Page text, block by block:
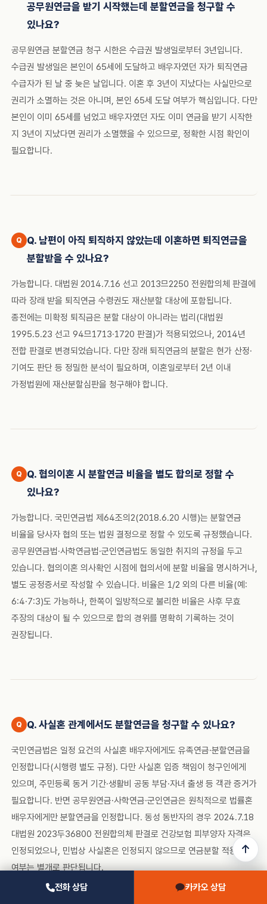
공무원연금을 받기 시작했는데 분할연금을 청구할 수
있나요?
공무원연금 분할연금 청구 시한은 수급권 발생일로부터 3년입니다.
수급권 발생일은 본인이 65세에 도달하고 배우자였던 자가 퇴직연금
수급자가 된 날 중 늦은 날입니다. 이혼 후 3년이 지났다는 사실만으로
권리가 소멸하는 것은 아니며, 본인 65세 도달 여부가 핵심입니다. 다만
본인이 이미 65세를 넘었고 배우자였던 자도 이미 연금을 받기 시작한
지 3년이 지났다면 권리가 소멸했을 수 있으므로, 정확한 시점 확인이
필요합니다.
Q. 남편이 아직 퇴직하지 않았는데 이혼하면 퇴직연금을
분할받을 수 있나요?
가능합니다. 대법원 2014.7.16 선고 2013므2250 전원합의체 판결에
따라 장래 받을 퇴직연금 수령권도 재산분할 대상에 포함됩니다.
종전에는 미확정 퇴직금은 분할 대상이 아니라는 법리(대법원
1995.5.23 선고 94므1713·1720 판결)가 적용되었으나, 2014년
전합 판결로 변경되었습니다. 다만 장래 퇴직연금의 분할은 현가 산정·
기여도 판단 등 정밀한 분석이 필요하며, 이혼일로부터 2년 이내
가정법원에 재산분할심판을 청구해야 합니다.
Q. 협의이혼 시 분할연금 비율을 별도 합의로 정할 수
있나요?
가능합니다. 국민연금법 제64조의2(2018.6.20 시행)는 분할연금
비율을 당사자 협의 또는 법원 결정으로 정할 수 있도록 규정했습니다.
공무원연금법·사학연금법·군인연금법도 동일한 취지의 규정을 두고
있습니다. 협의이혼 의사확인 시점에 협의서에 분할 비율을 명시하거나,
별도 공정증서로 작성할 수 있습니다. 비율은 1/2 외의 다른 비율(예:
6:4·7:3)도 가능하나, 한쪽이 일방적으로 불리한 비율은 사후 무효
주장의 대상이 될 수 있으므로 합의 경위를 명확히 기록하는 것이
권장됩니다.
Q. 사실혼 관계에서도 분할연금을 청구할 수 있나요?
국민연금법은 일정 요건의 사실혼 배우자에게도 유족연금·분할연금을
인정합니다(시행령 별도 규정). 다만 사실혼 입증 책임이 청구인에게
있으며, 주민등록 동거 기간·생활비 공동 부담·자녀 출생 등 객관 증거가
필요합니다. 반면 공무원연금·사학연금·군인연금은 원칙적으로 법률혼
배우자에게만 분할연금을 인정합니다. 동성 동반자의 경우 2024.7.18
대법원 2023두36800 전원합의체 판결로 건강보험 피부양자 자격은
인정되었으나, 민법상 사실혼은 인정되지 않으므로 연금분할 적용
여부는 별개로 판단됩니다.
전화 상담
카카오 상담